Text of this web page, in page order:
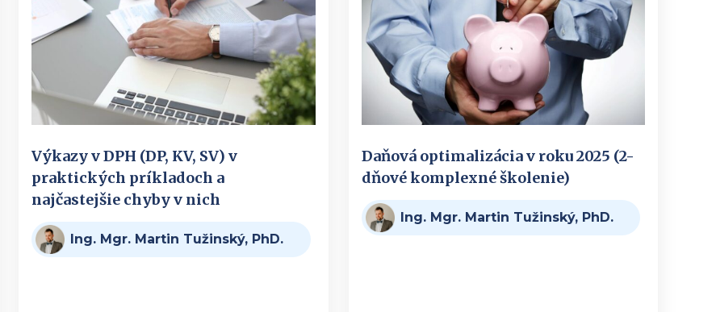
Výkazy v DPH (DP, KV, SV) v
praktických príkladoch a
najčastejšie chyby v nich
Ing. Mgr. Martin Tužinský, PhD.
Daňová optimalizácia v roku 2025 (2-
dňové komplexné školenie)
Ing. Mgr. Martin Tužinský, PhD.